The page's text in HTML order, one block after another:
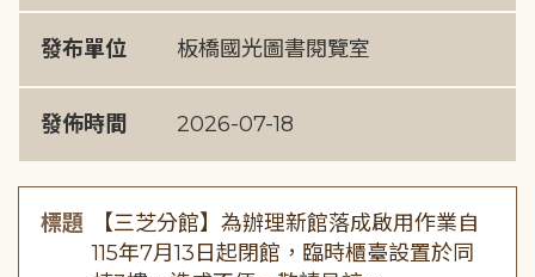
發布單位 板橋國光圖書閱覽室
發佈時間 2026-07-18
標題
【三芝分館】為辦理新館落成啟用作業自
115年7月13日起閉館，臨時櫃臺設置於同